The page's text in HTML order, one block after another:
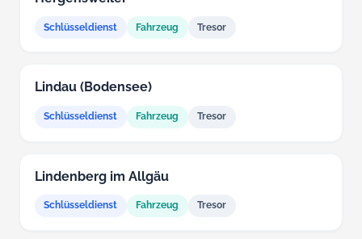
Schlüsseldienst Fahrzeug Tresor
Lindau (Bodensee)
Schlüsseldienst Fahrzeug Tresor
Lindenberg im Allgäu
Schlüsseldienst Fahrzeug Tresor